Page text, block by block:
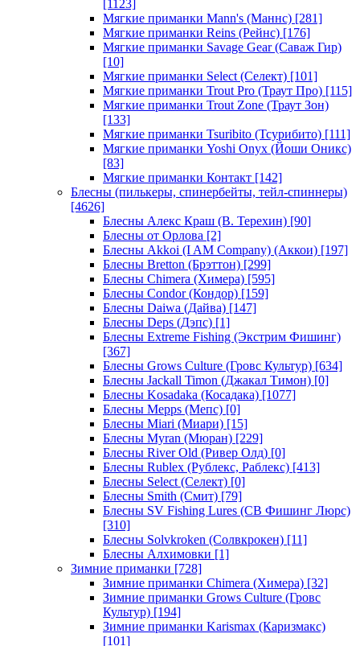
[1123]
Мягкие приманки Mann's (Маннс) [281]
Мягкие приманки Reins (Рейнс) [176]
Мягкие приманки Savage Gear (Саваж Гир)
[10]
Мягкие приманки Select (Селект) [101]
Мягкие приманки Trout Pro (Траут Про) [115]
Мягкие приманки Trout Zone (Траут Зон)
[133]
Мягкие приманки Tsuribito (Тсурибито) [111]
Мягкие приманки Yoshi Onyx (Йоши Оникс)
[83]
Мягкие приманки Контакт [142]
Блесны (пилькеры, спинербейты, тейл-спиннеры)
[4626]
Блесны Алекс Краш (В. Терехин) [90]
Блесны от Орлова [2]
Блесны Akkoi (I AM Company) (Аккои) [197]
Блесны Bretton (Брэттон) [299]
Блесны Chimera (Химера) [595]
Блесны Condor (Кондор) [159]
Блесны Daiwa (Дайва) [147]
Блесны Deps (Дэпс) [1]
Блесны Extreme Fishing (Экстрим Фишинг)
[367]
Блесны Grows Culture (Гровс Культур) [634]
Блесны Jackall Timon (Джакал Тимон) [0]
Блесны Kosadaka (Косадака) [1077]
Блесны Mepps (Мепс) [0]
Блесны Miari (Миари) [15]
Блесны Myran (Мюран) [229]
Блесны River Old (Ривер Олд) [0]
Блесны Rublex (Рублекс, Раблекс) [413]
Блесны Select (Селект) [0]
Блесны Smith (Смит) [79]
Блесны SV Fishing Lures (СВ Фишинг Люрс)
[310]
Блесны Solvkroken (Солвкрокен) [11]
Блесны Алхимовки [1]
Зимние приманки [728]
Зимние приманки Chimera (Химера) [32]
Зимние приманки Grows Culture (Гровс
Культур) [194]
Зимние приманки Karismax (Каризмакс)
[101]